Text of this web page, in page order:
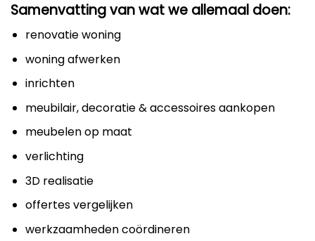
Samenvatting van wat we allemaal doen:
renovatie woning
woning afwerken
inrichten
meubilair, decoratie & accessoires aankopen
meubelen op maat
verlichting
3D realisatie
offertes vergelijken
werkzaamheden coördineren